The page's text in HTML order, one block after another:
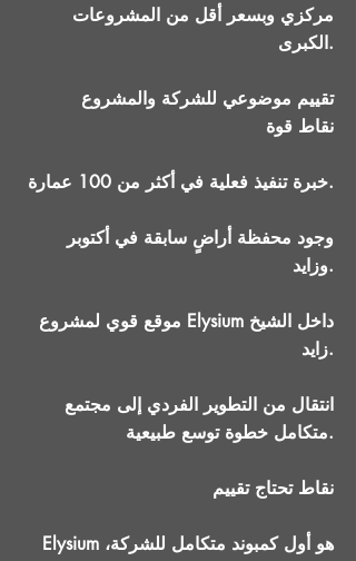
مركزي وبسعر أقل من المشروعات
الكبرى.
تقييم موضوعي للشركة والمشروع
نقاط قوة
خبرة تنفيذ فعلية في أكثر من 100 عمارة.
وجود محفظة أراضٍ سابقة في أكتوبر
وزايد.
موقع قوي لمشروع Elysium داخل الشيخ
زايد.
انتقال من التطوير الفردي إلى مجتمع
متكامل خطوة توسع طبيعية.
نقاط تحتاج تقييم
Elysium هو أول كمبوند متكامل للشركة،